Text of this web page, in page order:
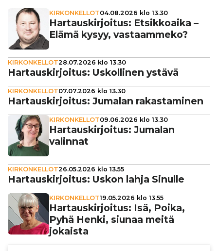
KIRKONKELLOT04.08.2026 klo 13.30
Har­taus­kir­joi­tus: Etsik­ko­aika –
Elämä kysyy, vas­taam­meko?
KIRKONKELLOT28.07.2026 klo 13.30
Har­taus­kir­joi­tus: Uskol­li­nen ystävä
KIRKONKELLOT07.07.2026 klo 13.30
Har­taus­kir­joi­tus: Jumalan rakas­ta­mi­nen
KIRKONKELLOT09.06.2026 klo 13.30
Har­taus­kir­joi­tus: Jumalan
valinnat
KIRKONKELLOT26.05.2026 klo 13.55
Har­taus­kir­joi­tus: Uskon lahja Sinulle
KIRKONKELLOT19.05.2026 klo 13.55
Har­taus­kir­joi­tus: Isä, Poika,
Pyhä Henki, siunaa meitä
jokaista